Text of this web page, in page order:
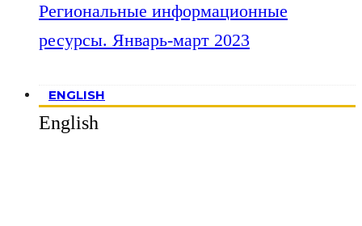
Региональные информационные
ресурсы. Январь-март 2023
ENGLISH
English